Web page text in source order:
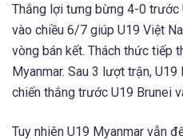
Thắng lợi tưng bừng 4-0 trước
vào chiều 6/7 giúp U19 Việt
vòng bán kết. Thách thức tiếp
Myanmar. Sau 3 lượt trận,
chiến thắng trước U19 Brunei
Tuy nhiên U19 Myanmar vẫn